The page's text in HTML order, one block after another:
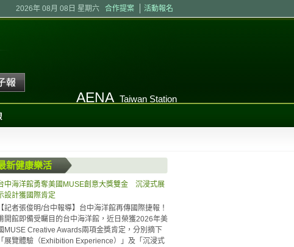
2026年 08月 08日 星期六 合作提案 活動報名
AENA Taiwan Station
新健康樂活
中海洋館勇奪美國MUSE創意大獎雙金 沉浸式展
設計獲國際肯定
【記者張俊明/台中報導】台中海洋館再傳國際捷報！
開館即備受矚目的台中海洋館，近日榮獲2026年美
MUSE Creative Awards兩項金獎肯定，分別摘下
「展覽體驗（Exhibition Experience）」及「沉浸式